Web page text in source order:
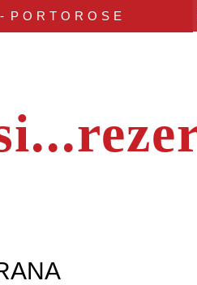
PORTOROSE